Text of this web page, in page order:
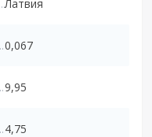
Латвия
0,067
9,95
4,75